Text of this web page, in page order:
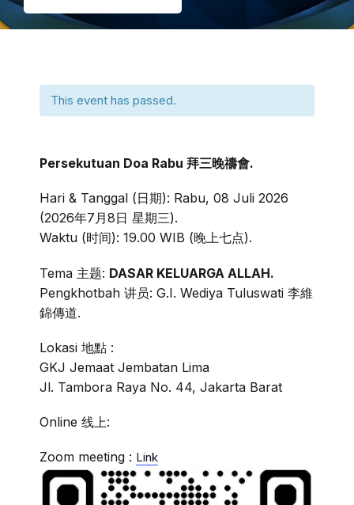
This event has passed.
Persekutuan Doa Rabu 拜三晚禱會.
Hari & Tanggal (日期): Rabu, 08 Juli 2026
(2026年7月8日 星期三).
Waktu (时间): 19.00 WIB (晚上七点).
Tema 主题: DASAR KELUARGA ALLAH.
Pengkhotbah 讲员: G.I. Wediya Tuluswati 李維
錦傳道.
Lokasi 地點 :
GKJ Jemaat Jembatan Lima
Jl. Tambora Raya No. 44, Jakarta Barat
Online 线上:
Zoom meeting : Link